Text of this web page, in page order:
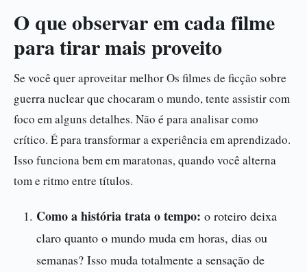
O que observar em cada filme
para tirar mais proveito
Se você quer aproveitar melhor Os filmes de ficção sobre
guerra nuclear que chocaram o mundo, tente assistir com
foco em alguns detalhes. Não é para analisar como
crítico. É para transformar a experiência em aprendizado.
Isso funciona bem em maratonas, quando você alterna
tom e ritmo entre títulos.
Como a história trata o tempo: o roteiro deixa
claro quanto o mundo muda em horas, dias ou
semanas? Isso muda totalmente a sensação de